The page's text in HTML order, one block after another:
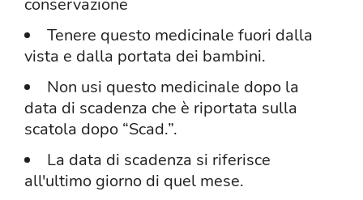
conservazione
Tenere questo medicinale fuori dalla
vista e dalla portata dei bambini.
Non usi questo medicinale dopo la
data di scadenza che è riportata sulla
scatola dopo “Scad.”.
La data di scadenza si riferisce
all'ultimo giorno di quel mese.